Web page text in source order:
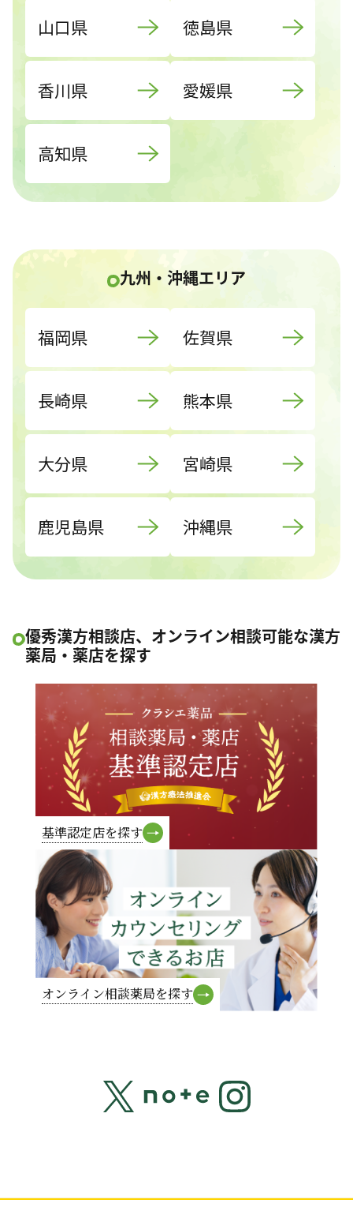
山口県 徳島県
香川県 愛媛県
高知県
九州・沖縄エリア
福岡県 佐賀県
長崎県 熊本県
大分県 宮崎県
鹿児島県 沖縄県
優秀漢方相談店、オンライン相談可能な漢方
薬局・薬店を探す
基準認定店を探す
オンライン相談薬局を探す